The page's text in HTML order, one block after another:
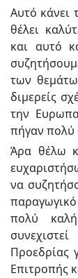
Αυτό κάνει
θέλει
και αυτό
των
διμερείς
την
πήγαν πολύ
Άρα θέλω
να
πολύ
Προεδρίας
Επιτροπής